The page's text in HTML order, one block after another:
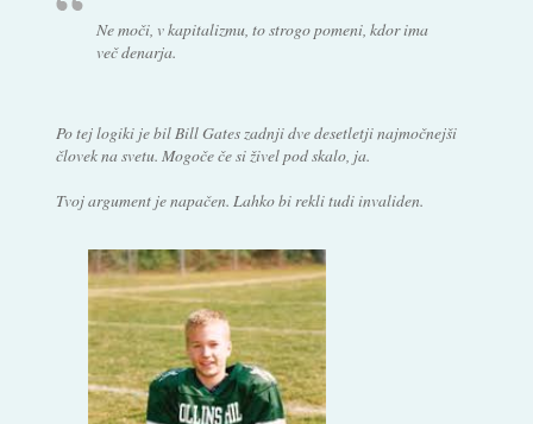
Ne moči, v kapitalizmu, to strogo pomeni, kdor ima
več denarja.
Po tej logiki je bil Bill Gates zadnji dve desetletji najmočnejši
človek na svetu. Mogoče če si živel pod skalo, ja.
Tvoj argument je napačen. Lahko bi rekli tudi invaliden.